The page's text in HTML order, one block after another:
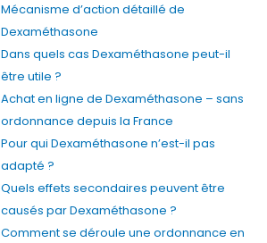
Mécanisme d’action détaillé de
Dexaméthasone
Dans quels cas Dexaméthasone peut-il
être utile ?
Achat en ligne de Dexaméthasone – sans
ordonnance depuis la France
Pour qui Dexaméthasone n’est-il pas
adapté ?
Quels effets secondaires peuvent être
causés par Dexaméthasone ?
Comment se déroule une ordonnance en